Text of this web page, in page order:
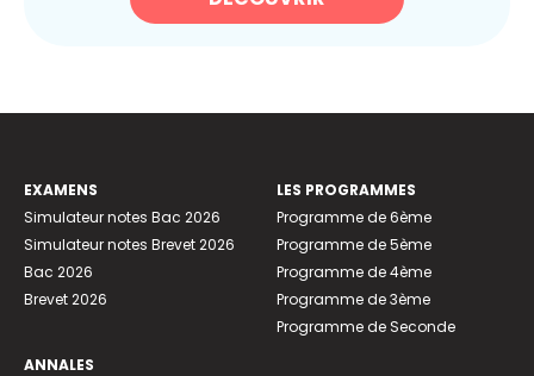
EXAMENS
Simulateur notes Bac 2026
Simulateur notes Brevet 2026
Bac 2026
Brevet 2026
ANNALES
LES PROGRAMMES
Programme de 6ème
Programme de 5ème
Programme de 4ème
Programme de 3ème
Programme de Seconde